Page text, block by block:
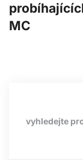
MC
vyhledejte